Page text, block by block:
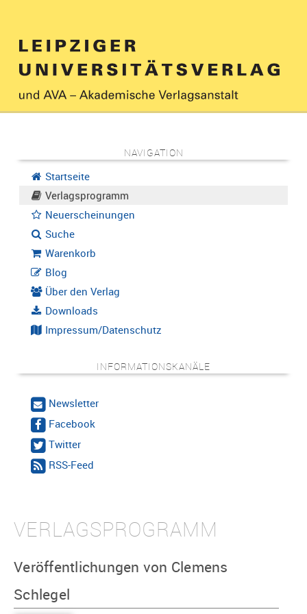
NAVIGATION
Startseite
Verlagsprogramm
Neuerscheinungen
Suche
Warenkorb
Blog
Über den Verlag
Downloads
Impressum/Datenschutz
INFORMATIONSKANÄLE
Newsletter
Facebook
Twitter
RSS-Feed
VERLAGSPROGRAMM
Veröffentlichungen von Clemens
Schlegel